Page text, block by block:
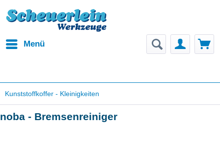
Menü
Kunststoffkoffer - Kleinigkeiten
noba - Bremsenreiniger